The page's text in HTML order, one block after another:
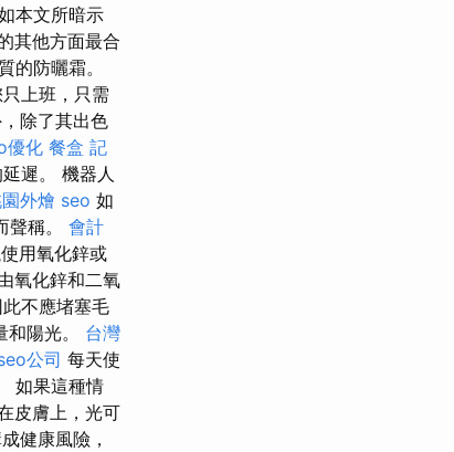
本文所暗示
其他方面最合
的防曬霜。
上班，只需
除了其出色
優化 餐盒 記
遲。 機器人
外燴 seo 如
聲稱。 會計
用氧化鋅或
氧化鋅和二氧
不應堵塞毛
陽光。 台灣
公司 每天使
如果這種情
皮膚上，光可
健康風險，